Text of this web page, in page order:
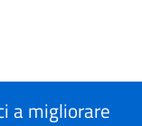
a migliorare